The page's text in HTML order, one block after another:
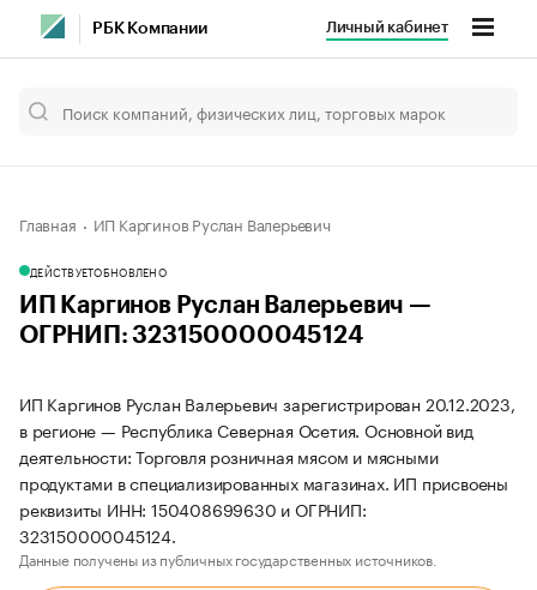
РБК Компании Личный кабинет
Главная ИП Каргинов Руслан Валерьевич
ДЕЙСТВУЕТОБНОВЛЕНО
ИП Каргинов Руслан Валерьевич —
ОГРНИП: 323150000045124
ИП Каргинов Руслан Валерьевич зарегистрирован 20.12.2023,
в регионе — Республика Северная Осетия. Основной вид
деятельности: Торговля розничная мясом и мясными
продуктами в специализированных магазинах. ИП присвоены
реквизиты ИНН: 150408699630 и ОГРНИП:
323150000045124.
Данные получены из публичных государственных источников.